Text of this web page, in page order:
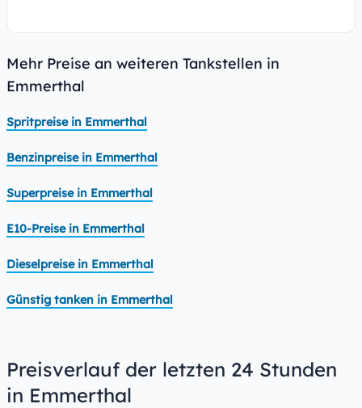
Mehr Preise an weiteren Tankstellen in
Emmerthal
Spritpreise in Emmerthal
Benzinpreise in Emmerthal
Superpreise in Emmerthal
E10-Preise in Emmerthal
Dieselpreise in Emmerthal
Günstig tanken in Emmerthal
Preisverlauf der letzten 24 Stunden
in Emmerthal